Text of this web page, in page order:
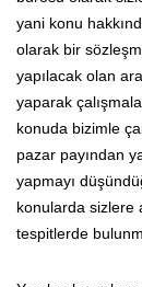
yani konu
olarak bir
yapılacak olan
yaparak
konuda bizimle
pazar payından
yapmayı
konularda sizlere
tespitlerde